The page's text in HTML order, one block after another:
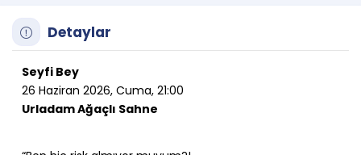
Detaylar
Seyfi Bey
26 Haziran 2026, Cuma, 21:00
Urladam Ağaçlı Sahne